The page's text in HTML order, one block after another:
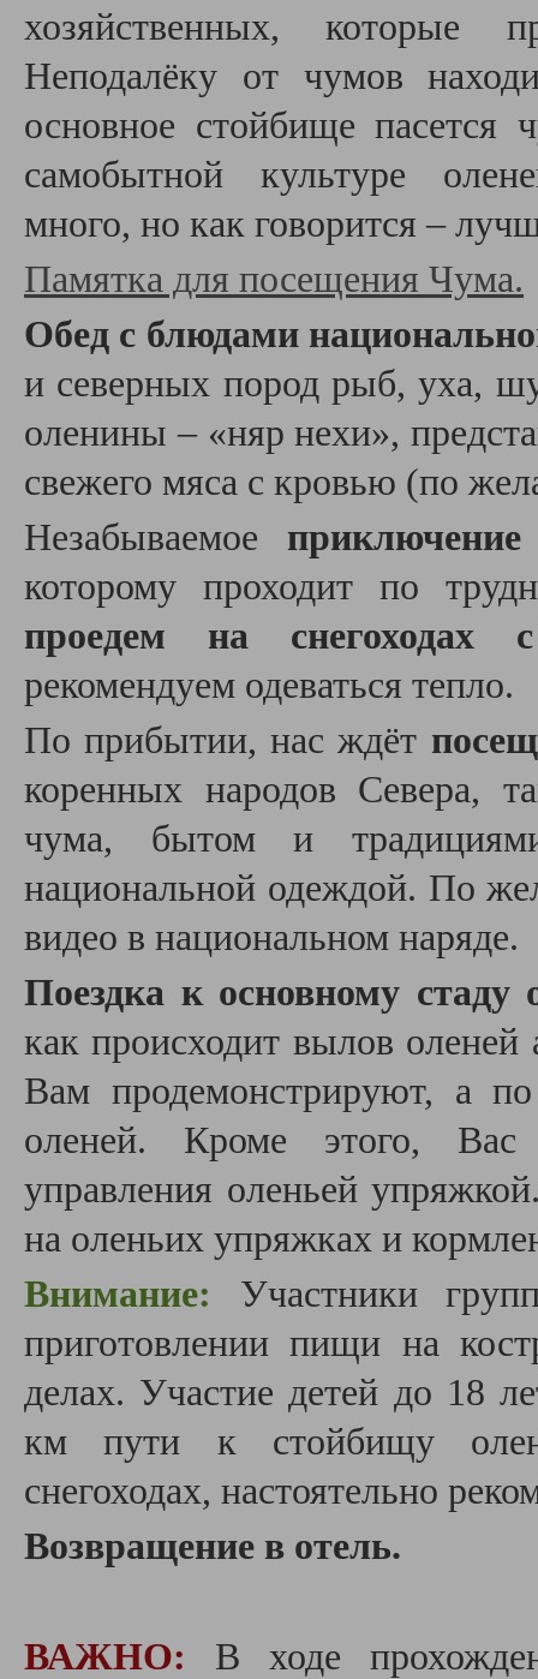
хозяйственных, которые
Неподалёку от чумов
основное стойбище пасется
самобытной культуре
много, но как говорится –
Памятка для посещения Чума.
Обед с блюдами
и северных пород рыб, уха,
оленины – «няр нехи»,
свежего мяса с кровью (по
Незабываемое
которому проходит по
проедем на снегоходах
рекомендуем одеваться тепло.
По прибытии, нас ждёт
коренных народов Севера,
чума, бытом и
национальной одеждой. По
видео в национальном наряде.
Поездка к основному стаду
как происходит вылов
Вам продемонстрируют, а
оленей. Кроме этого, Вас
управления оленьей
на оленьих упряжках и
Внимание: Участники
приготовлении пищи на
делах. Участие детей до 18
км пути к стойбищу
снегоходах, настоятельно
Возвращение в отель.
ВАЖНО:
В ходе